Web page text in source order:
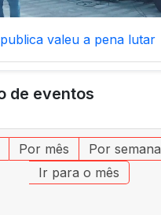
valeu a pena lutar
de eventos
Por mês Por semana
Ir para o mês